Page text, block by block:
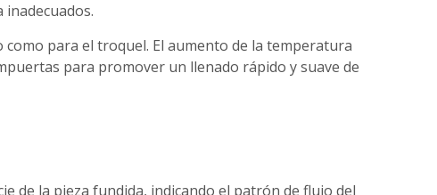
para el troquel. El aumento de la temperatura
para promover un llenado rápido y suave de
de la pieza fundida, indicando el patrón de flujo del